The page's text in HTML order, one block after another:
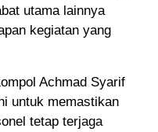
utama lainnya
kegiatan yang
Achmad Syarif
untuk memastikan
tetap terjaga